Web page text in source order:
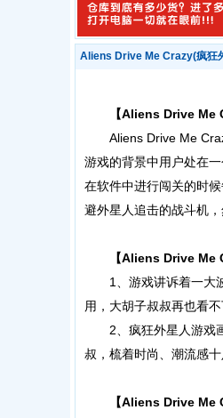
Aliens Drive Me Crazy(疯狂
【Aliens Drive Me
Aliens Drive Me
游戏的背景中用户处在
在软件中进行闯关的时
避外星人追击的战斗机
【Aliens Drive Me
1、游戏讲诉着一大波
用，大胡子叔叔再也看不
2、疯狂外星人游戏画
叔，梳着时尚、潮流感十
【Aliens Drive Me